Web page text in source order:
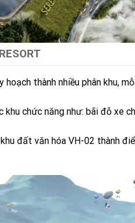
thành nhiều phân khu,
chức năng như: bãi đỗ xe
đất văn hóa VH-02 thành